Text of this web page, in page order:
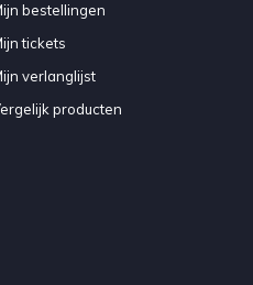
bestellingen
tickets
verlanglijst
producten